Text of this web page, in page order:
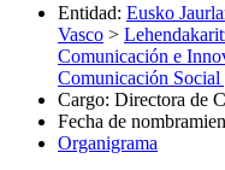
Entidad: Eusko
Vasco >
Comunicación e
Comunicación
Cargo: Directora de
Fecha de
Organigrama